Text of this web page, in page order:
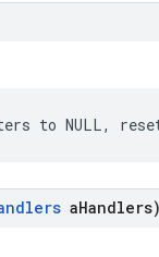
to NULL,
aHandlers)